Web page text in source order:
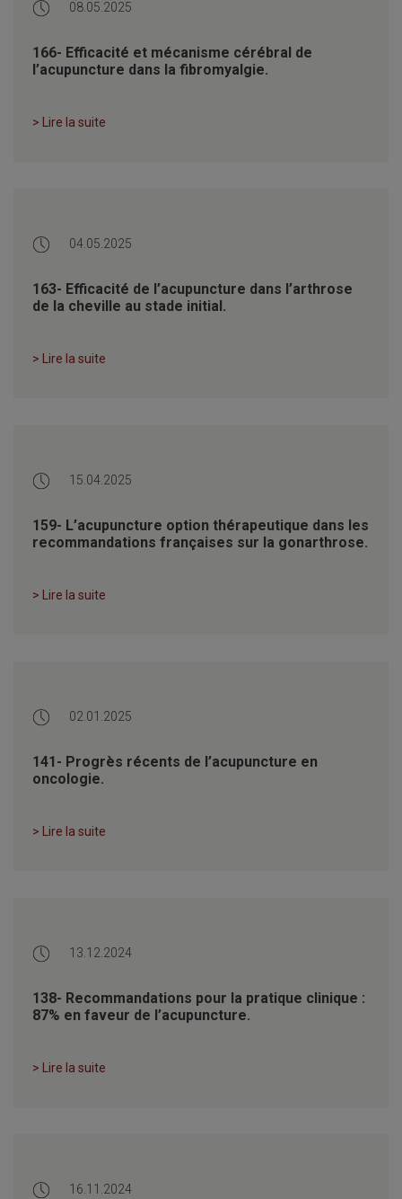
08.05.2025
166- Efficacité et mécanisme cérébral de
l’acupuncture dans la fibromyalgie.
> Lire la suite
04.05.2025
163- Efficacité de l’acupuncture dans l’arthrose
de la cheville au stade initial.
> Lire la suite
15.04.2025
159- L’acupuncture option thérapeutique dans les
recommandations françaises sur la gonarthrose.
> Lire la suite
02.01.2025
141- Progrès récents de l’acupuncture en
oncologie.
> Lire la suite
13.12.2024
138- Recommandations pour la pratique clinique :
87% en faveur de l’acupuncture.
> Lire la suite
16.11.2024